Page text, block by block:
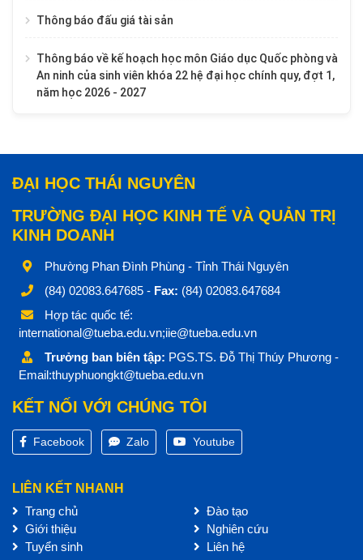
Thông báo đấu giá tài sản
Thông báo về kế hoạch học môn Giáo dục Quốc phòng và
An ninh của sinh viên khóa 22 hệ đại học chính quy, đợt 1,
năm học 2026 - 2027
ĐẠI HỌC THÁI NGUYÊN
TRƯỜNG ĐẠI HỌC KINH TẾ VÀ QUẢN TRỊ
KINH DOANH
Phường Phan Đình Phùng - Tỉnh Thái Nguyên
(84) 02083.647685 - Fax: (84) 02083.647684
Hợp tác quốc tế:
international@tueba.edu.vn;iie@tueba.edu.vn
Trưởng ban biên tập: PGS.TS. Đỗ Thị Thúy Phương -
Email:thuyphuongkt@tueba.edu.vn
KẾT NỐI VỚI CHÚNG TÔI
Facebook Zalo Youtube
LIÊN KẾT NHANH
Trang chủ
Giới thiệu
Tuyển sinh
Đào tạo
Nghiên cứu
Liên hệ